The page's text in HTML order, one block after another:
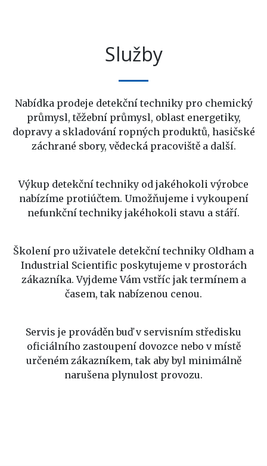
Služby
Nabídka prodeje detekční techniky pro chemický
průmysl, těžební průmysl, oblast energetiky,
dopravy a skladování ropných produktů, hasičské
záchrané sbory, vědecká pracoviště a další.
Výkup detekční techniky od jakéhokoli výrobce
nabízíme protiúčtem. Umožňujeme i vykoupení
nefunkční techniky jakéhokoli stavu a stáří.
Školení pro uživatele detekční techniky Oldham a
Industrial Scientific poskytujeme v prostorách
zákazníka. Vyjdeme Vám vstříc jak termínem a
časem, tak nabízenou cenou.
Servis je prováděn buď v servisním středisku
oficiálního zastoupení dovozce nebo v místě
určeném zákazníkem, tak aby byl minimálně
narušena plynulost provozu.